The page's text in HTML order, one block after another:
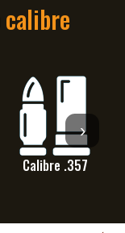
calibre
Calibre .357
›